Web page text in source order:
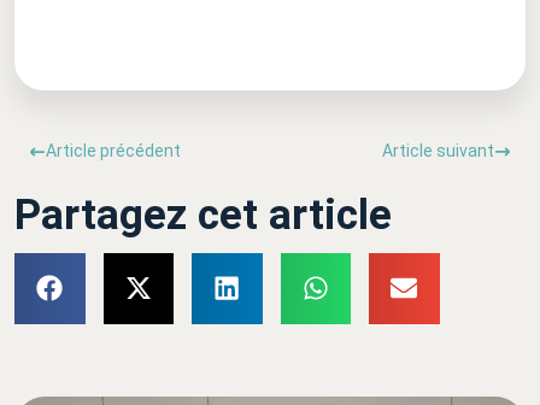
Article précédent Article suivant
Partagez cet article